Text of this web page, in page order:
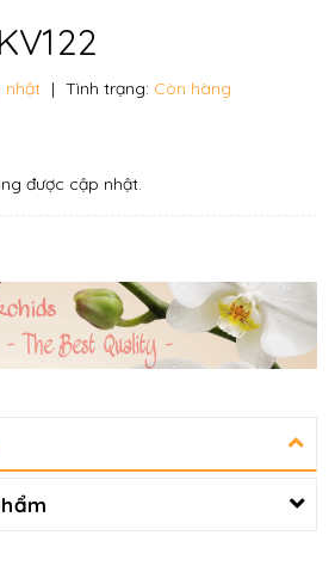
nhật | Tình trạng: Còn hàng
được cập nhật.